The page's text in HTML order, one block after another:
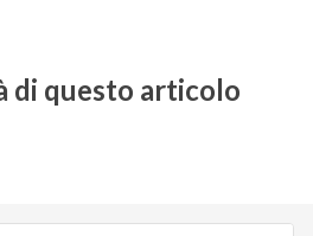
di questo articolo